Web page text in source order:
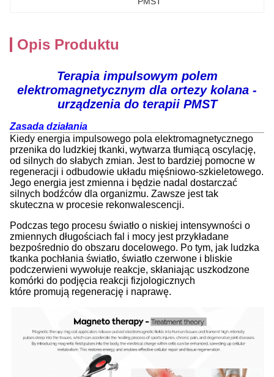
Opis Produktu
Terapia impulsowym polem
elektromagnetycznym dla ortezy kolana -
urządzenia do terapii PMST
Zasada działania
Kiedy energia impulsowego pola elektromagnetycznego
przenika do ludzkiej tkanki, wytwarza tłumiącą oscylację,
od silnych do słabych zmian. Jest to bardziej pomocne w
regeneracji i odbudowie układu mięśniowo-szkieletowego.
Jego energia jest zmienna i będzie nadal dostarczać
silnych bodźców dla organizmu. Zawsze jest tak
skuteczna w procesie rekonwalescencji.
Podczas tego procesu światło o niskiej intensywności o
zmiennych długościach fal i mocy jest przykładane
bezpośrednio do obszaru docelowego. Po tym, jak ludzka
tkanka pochłania światło, światło czerwone i bliskie
podczerwieni wywołuje reakcje, skłaniając uszkodzone
komórki do podjęcia reakcji fizjologicznych
które promują regenerację i naprawę.